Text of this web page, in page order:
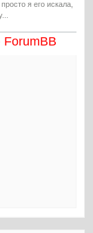
я его искала,